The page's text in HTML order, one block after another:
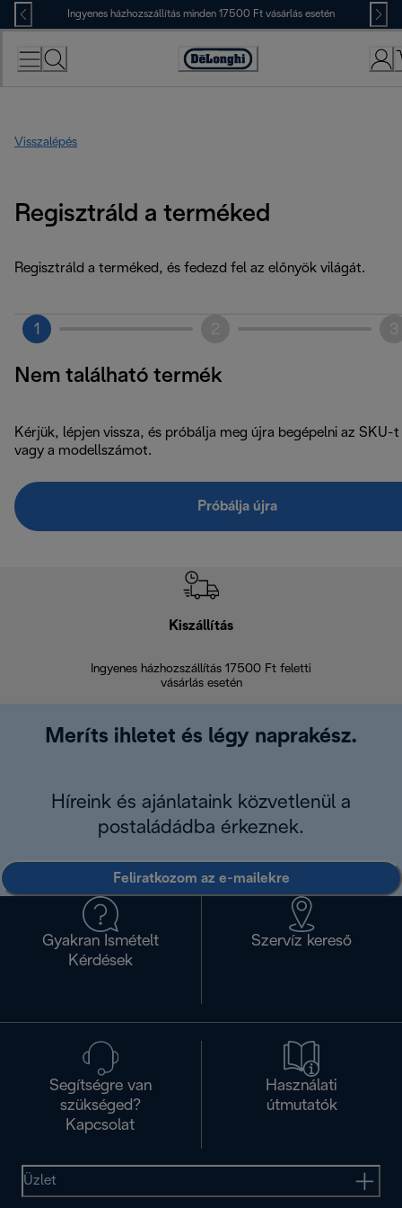
Skip
to
Content
Ingyenes házhozszállítás minden 17500 Ft vásárlás esetén
Accessibility
Visszalépés
Regisztráld a terméked
Regisztráld a terméked, és fedezd fel az előnyök világát.
1
Nem található termék
Kérjük, lépjen vissza, és próbálja meg újra begépelni az SKU-t
vagy a modellszámot.
Próbálja újra
Kiszállítás
Ingyenes házhozszállítás 17500 Ft feletti
vásárlás esetén
Meríts ihletet és légy naprakész.
Híreink és ajánlataink közvetlenül a
postaládádba érkeznek.
Feliratkozom az e-mailekre
Gyakran Ismételt
Kérdések
Szervíz kereső
Segítségre van
szükséged?
Kapcsolat
Használati
útmutatók
Üzlet